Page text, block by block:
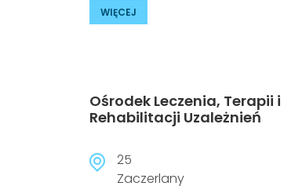
WIĘCEJ
Ośrodek Leczenia, Terapii i
Rehabilitacji Uzależnień
25
Zaczerlany